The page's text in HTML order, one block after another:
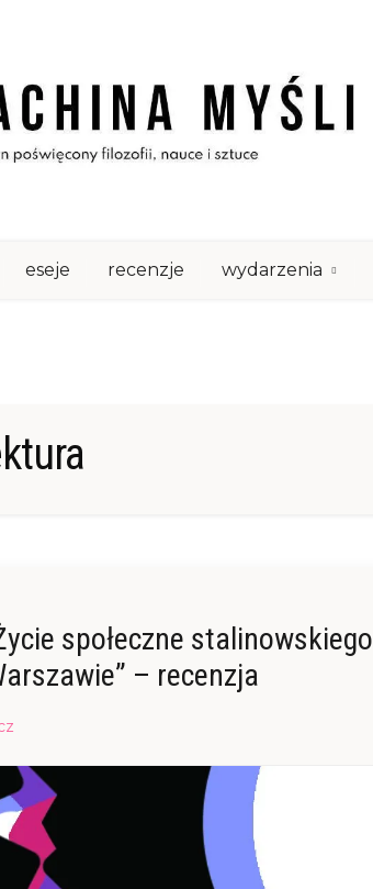
eseje recenzje wydarzenia
społeczne stalinowskiego
– recenzja
2016